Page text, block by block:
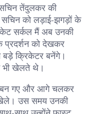
तेंदुलकर की
को लड़ाई-झगड़ों के
सर्कल मैं अब उनकी
प्रदर्शन को देखकर
क्रिकेटर बनेंगे।
खेलते थे।
बन गए और आगे चलकर
उस समय उनकी